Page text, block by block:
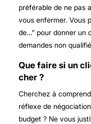
préférable de ne pas
vous enfermer. Vous
de…” pour donner un
demandes non
Que faire si un
cher ?
Cherchez à
réflexe de
budget ? Ne vous